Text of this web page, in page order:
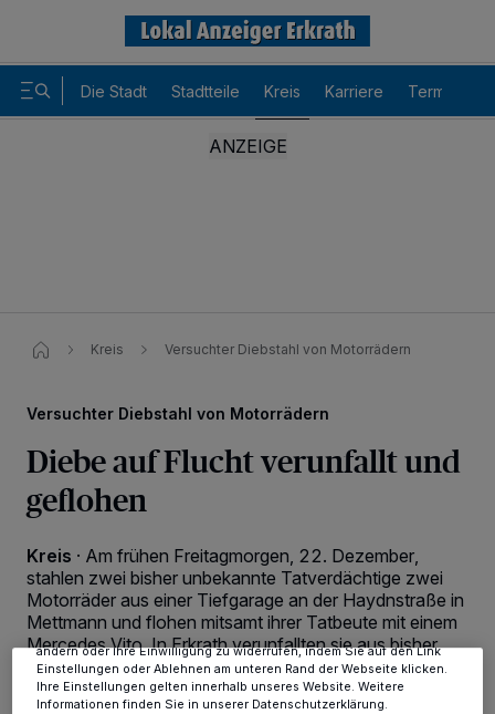
Die Stadt Stadtteile Kreis Karriere Termine
Kreis Versuchter Diebstahl von Motorrädern
Versuchter Diebstahl von Motorrädern
Diebe auf Flucht verunfallt und
geflohen
Kreis · Am frühen Freitagmorgen, 22. Dezember,
stahlen zwei bisher unbekannte Tatverdächtige zwei
Motorräder aus einer Tiefgarage an der Haydnstraße in
Mettmann und flohen mitsamt ihrer Tatbeute mit einem
Mercedes Vito. In Erkrath verunfallten sie aus bisher
ungeklärter Ursache und entkamen unerkannt. Die
Polizei ermittelt und bittet um Zeugenhinweise.
Wir und unsere218
Kennungen auf Ihrem Gerät zu. Durch Auswahl von OK aktivieren Sie
Tracking-Technologien für die unter „Wir und unsere Partner
verarbeiten Daten, um Ihnen Dienste bereitzustellen“ aufgeführten
Zwecke. Wenn Tracker deaktiviert sind, sind manche Inhalte und
Anzeigen möglicherweise nicht mehr so relevant für Sie. Sie können
ändern oder Ihre Einwilligung zu widerrufen, indem Sie auf den Link
Einstellungen oder Ablehnen am unteren Rand der Webseite klicken.
Ihre Einstellungen gelten innerhalb unseres Website. Weitere
Informationen finden Sie in unserer Datenschutzerklärung.